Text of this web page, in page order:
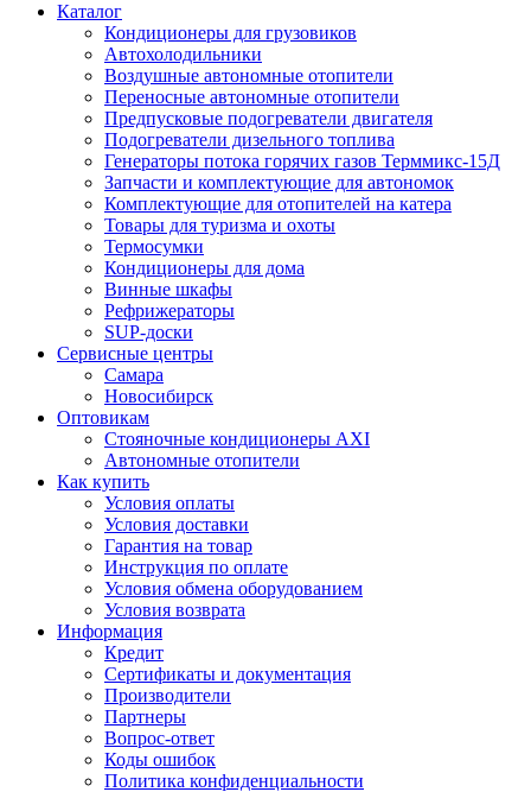
Каталог
Кондиционеры для грузовиков
Автохолодильники
Воздушные автономные отопители
Переносные автономные отопители
Предпусковые подогреватели двигателя
Подогреватели дизельного топлива
Генераторы потока горячих газов Терммикс-15Д
Запчасти и комплектующие для автономок
Комплектующие для отопителей на катера
Товары для туризма и охоты
Термосумки
Кондиционеры для дома
Винные шкафы
Рефрижераторы
SUP-доски
Сервисные центры
Самара
Новосибирск
Оптовикам
Стояночные кондиционеры AXI
Автономные отопители
Как купить
Условия оплаты
Условия доставки
Гарантия на товар
Инструкция по оплате
Условия обмена оборудованием
Условия возврата
Информация
Кредит
Сертификаты и документация
Производители
Партнеры
Вопрос-ответ
Коды ошибок
Политика конфиденциальности